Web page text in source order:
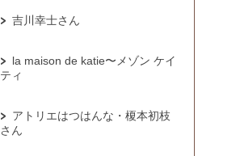
吉川幸士さん
la maison de katie〜メゾン ケイ
ティ
アトリエはつはんな・榎本初枝
さん